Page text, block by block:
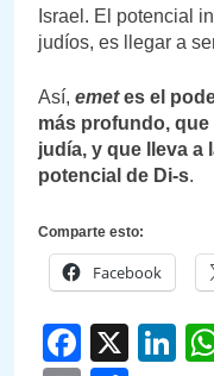
Israel. El potencial
judíos, es llegar a
Así, emetes el
más profundo,
judía, y que lleva a
potencial de Di-s.
Comparte esto:
Facebook
X